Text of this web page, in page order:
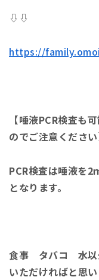
⇩⇩
https://
【唾液PCR検査も
のでご注意ください
PCR検査は唾液を2
となります。
食事 タバコ 水以
いただければと思